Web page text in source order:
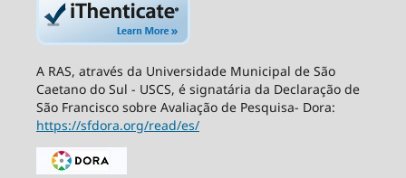
A RAS, através da Universidade Municipal de São
Caetano do Sul - USCS, é signatária da Declaração de
São Francisco sobre Avaliação de Pesquisa- Dora:
https://sfdora.org/read/es/